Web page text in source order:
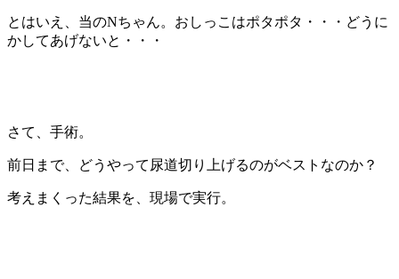
とはいえ、当のNちゃん。おしっこはポタポタ・・・どうに
かしてあげないと・・・
さて、手術。
前日まで、どうやって尿道切り上げるのがベストなのか？
考えまくった結果を、現場で実行。